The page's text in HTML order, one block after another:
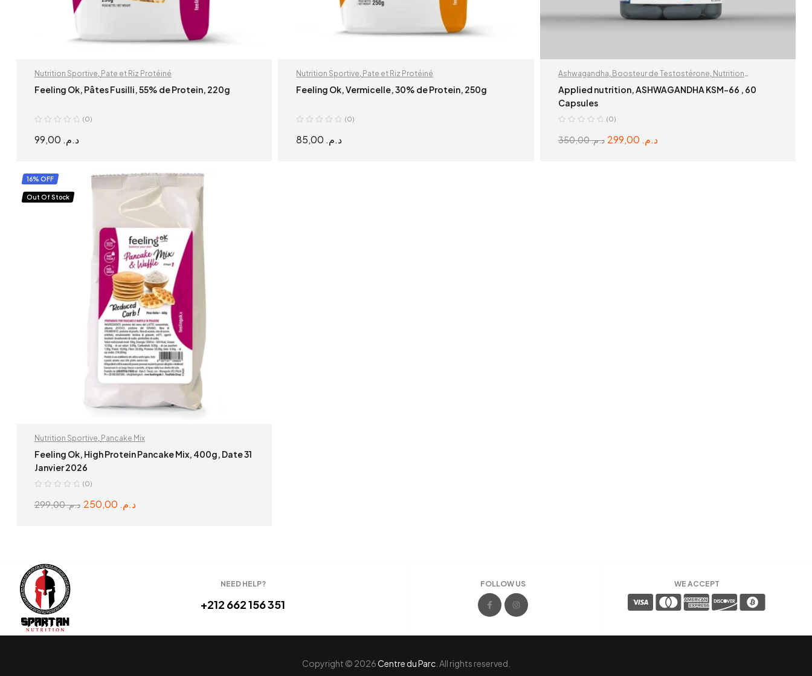
Nutrition Sportive Pate et Riz Protéiné
Feeling Ok, Pâtes Fusilli, 55% de Protein, 220g
(0)
د.م.
READ MORE
Nutrition Sportive Pate et Riz Protéiné
Feeling Ok, Vermicelle, 30% de Protein, 250g
(0)
د.م.
Ashwagandha Boosteur de Testostérone Nutrition
Sportive,Sante et Bien Etre
Applied nutrition, ASHWAGANDHA KSM-66 , 60
Capsules
(0)
د.م.350,00 د.م.
16% OFF
Out Of Stock
Nutrition Sportive Pancake Mix
Feeling Ok, High Protein Pancake Mix, 400g, Date 31
Janvier 2026
(0)
د.م.299,00 د.م.
NEED HELP?
+212 662 156 351
FOLLOW US WE ACCEPT
Copyright © 2026Centre du Parc. All rights reserved.